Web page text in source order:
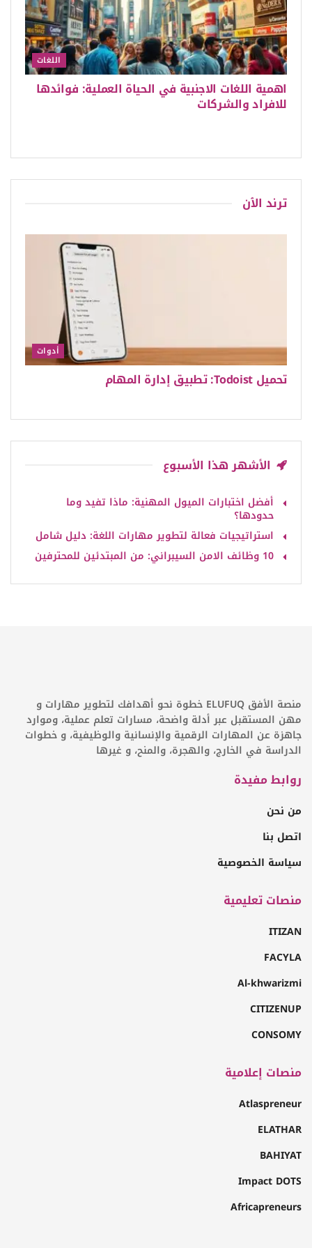
اللغات
اهمية اللغات الاجنبية في الحياة العملية: فوائدها
للافراد والشركات
ترند الٱن
أدوات
تحميل Todoist: تطبيق إدارة المهام
الأشهر هذا الأسبوع
أفضل اختبارات الميول المهنية: ماذا تفيد وما
حدودها؟
استراتيجيات فعالة لتطوير مهارات اللغة: دليل شامل
10 وظائف الامن السيبراني: من المبتدئين للمحترفين
منصة الأفق ELUFUQ خطوة نحو أهدافك لتطوير مهارات و
مهن المستقبل عبر أدلة واضحة، مسارات تعلم عملية، وموارد
جاهزة عن المهارات الرقمية والإنسانية والوظيفية، و خطوات
الدراسة في الخارج، والهجرة، والمنح، و غيرها
روابط مفيدة
من نحن
اتصل بنا
سياسة الخصوصية
منصات تعليمية
ITIZAN
FACYLA
Al-khwarizmi
CITIZENUP
CONSOMY
منصات إعلامية
Atlaspreneur
ELATHAR
BAHIYAT
Impact DOTS
Africapreneurs